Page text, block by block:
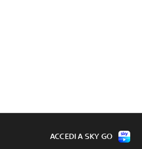
ACCEDI A SKY GO